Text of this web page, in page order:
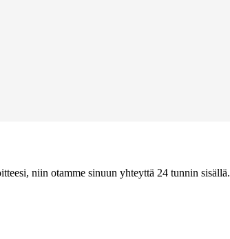
niin otamme sinuun yhteyttä 24 tunnin sisällä.